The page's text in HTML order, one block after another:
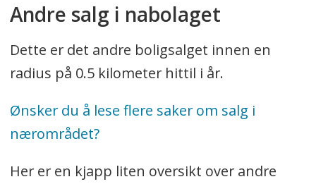
Andre salg i nabolaget
Dette er det andre boligsalget innen en
radius på 0.5 kilometer hittil i år.
Ønsker du å lese flere saker om salg i
nærområdet?
Her er en kjapp liten oversikt over andre